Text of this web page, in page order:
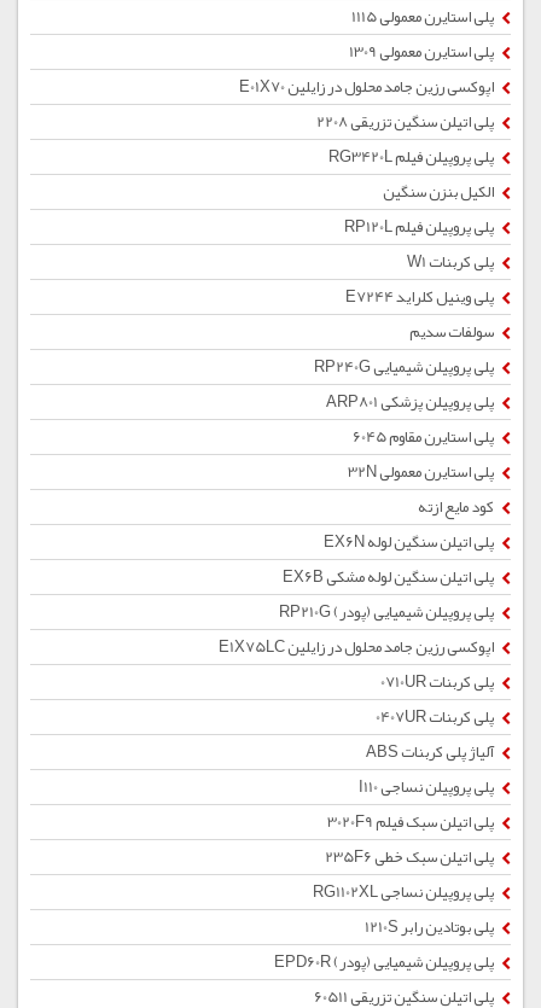
پلی استایرن معمولی 1115
پلی استایرن معمولی 1309
اپوکسی رزین جامد محلول در زایلین E01X70
پلی اتیلن سنگین تزریقی 2208
پلی پروپیلن فیلم RG3420L
الکیل بنزن سنگین
پلی پروپیلن فیلم RP120L
پلی کربنات W1
پلی وینیل کلراید E7244
سولفات سدیم
پلی پروپیلن شیمیایی RP240G
پلی پروپیلن پزشکی ARP801
پلی استایرن مقاوم 6045
پلی استایرن معمولی 32N
کود مایع ازته
پلی اتیلن سنگین لوله EX6N
پلی اتیلن سنگین لوله مشکی EX6B
پلی پروپیلن شیمیایی (پودر) RP210G
اپوکسی رزین جامد محلول در زایلین E1X75LC
پلی کربنات 0710UR
پلی کربنات 0407UR
آلیاژ پلی کربنات ABS
پلی پروپیلن نساجی I110
پلی اتیلن سبک فیلم 3020F9
پلی اتیلن سبک خطی 235F6
پلی پروپیلن نساجی RG1102XL
پلی بوتادین رابر 1210S
پلی پروپیلن شیمیایی (پودر) EPD60R
پلی اتیلن سنگین تزریقی 60511